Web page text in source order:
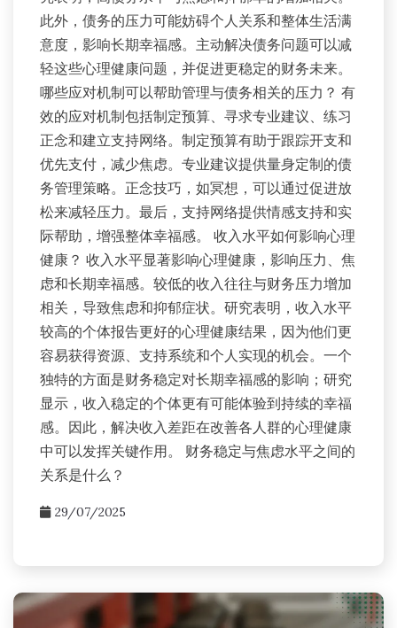
此外，债务的压力可能妨碍个人关系和整体生活满
意度，影响长期幸福感。主动解决债务问题可以减
轻这些心理健康问题，并促进更稳定的财务未来。
哪些应对机制可以帮助管理与债务相关的压力？ 有
效的应对机制包括制定预算、寻求专业建议、练习
正念和建立支持网络。制定预算有助于跟踪开支和
优先支付，减少焦虑。专业建议提供量身定制的债
务管理策略。正念技巧，如冥想，可以通过促进放
松来减轻压力。最后，支持网络提供情感支持和实
际帮助，增强整体幸福感。 收入水平如何影响心理
健康？ 收入水平显著影响心理健康，影响压力、焦
虑和长期幸福感。较低的收入往往与财务压力增加
相关，导致焦虑和抑郁症状。研究表明，收入水平
较高的个体报告更好的心理健康结果，因为他们更
容易获得资源、支持系统和个人实现的机会。一个
独特的方面是财务稳定对长期幸福感的影响；研究
显示，收入稳定的个体更有可能体验到持续的幸福
感。因此，解决收入差距在改善各人群的心理健康
中可以发挥关键作用。 财务稳定与焦虑水平之间的
关系是什么？
29/07/2025